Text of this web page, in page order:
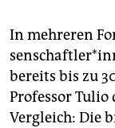
In mehreren
bereits bis zu
Professor Tulio
Vergleich: Die